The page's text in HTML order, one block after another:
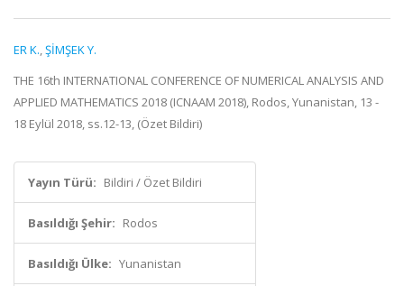
ER K.,ŞİMŞEK Y.
THE 16th INTERNATIONAL CONFERENCE OF NUMERICAL ANALYSIS AND
APPLIED MATHEMATICS 2018 (ICNAAM 2018), Rodos, Yunanistan, 13 -
18 Eylül 2018, ss.12-13, (Özet Bildiri)
Yayın Türü: Bildiri / Özet Bildiri
Basıldığı Şehir: Rodos
Basıldığı Ülke: Yunanistan